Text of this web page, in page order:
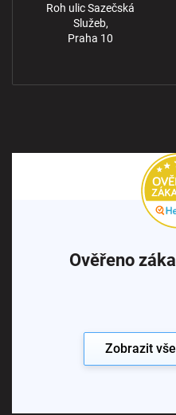
Roh ulic Sazečská
Služeb,
Praha 10
Ověřeno
Zobrazit